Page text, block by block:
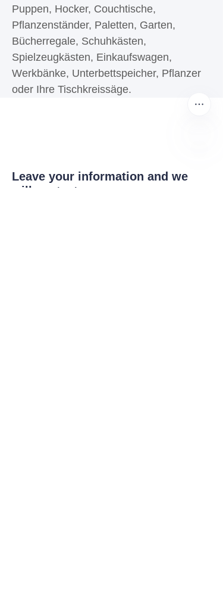
Puppen, Hocker, Couchtische,
Pflanzenständer, Paletten, Garten,
Bücherregale, Schuhkästen,
Spielzeugkästen, Einkaufswagen,
Werkbänke, Unterbettspeicher, Pflanzer
oder Ihre Tischkreissäge.
Leave your information and we
will contact you.